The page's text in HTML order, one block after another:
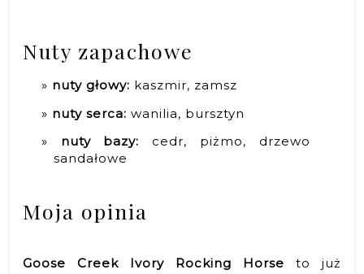
Nuty zapachowe
nuty głowy: kaszmir, zamsz
nuty serca: wanilia, bursztyn
nuty bazy: cedr, piżmo, drzewo
sandałowe
Moja opinia
Goose Creek Ivory Rocking Horse to już